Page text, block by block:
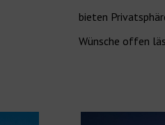
bieten
Wünsche offen